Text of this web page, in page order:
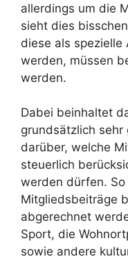
allerdings um die
sieht dies
diese als spezielle
werden, müssen
werden.
Dabei beinhaltet
grundsätzlich sehr
darüber, welche
steuerlich
werden dürfen. So
Mitgliedsbeiträge
abgerechnet
Sport, die
sowie andere